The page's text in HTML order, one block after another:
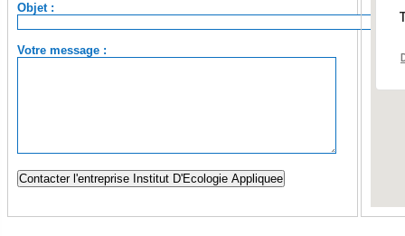
Objet :
Votre message :